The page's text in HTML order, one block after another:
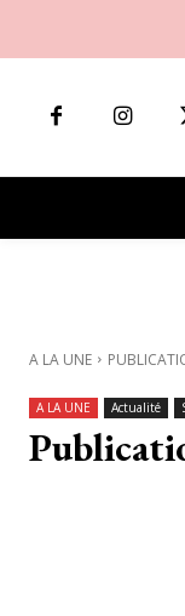
A LA UNE
A LA UNE Actualité